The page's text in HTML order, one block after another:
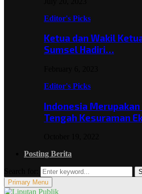
Editor's Picks
Ketua dan Wakil
Sumsel Hadiri…
Editor's Picks
Indonesia
Tengah Kesuraman
Posting Berita
Primary Menu